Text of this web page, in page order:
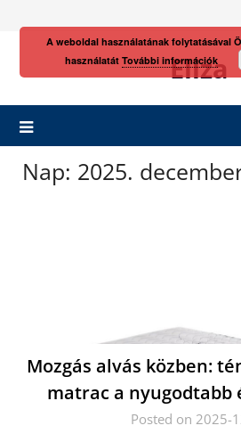
Eliza
Nap: 2025.
Mozgás alvás közben:
matrac a nyugodtabb
Posted on 2025-
A weboldal használatának folytatásával
használatát További információk